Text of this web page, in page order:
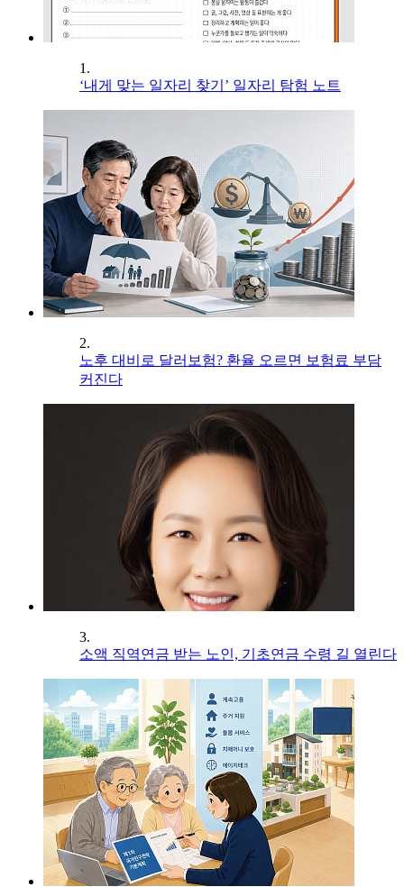
1.
‘내게 맞는 일자리 찾기’ 일자리 탐험 노트
2.
노후 대비로 달러보험? 환율 오르면 보험료 부담
커진다
3.
소액 직역연금 받는 노인, 기초연금 수령 길 열린다